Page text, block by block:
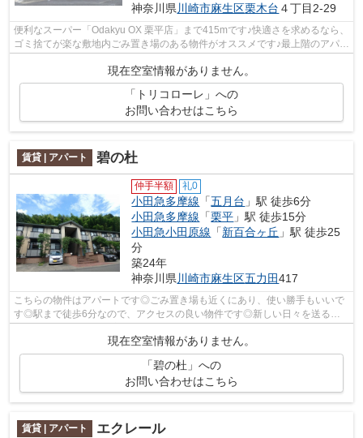
神奈川県 川崎市麻生区栗木台 ４丁目2-29
便利なスーパー「Odakyu OX 栗平店」まで415mです♪快適さを求めるなら、
ゴミ捨てが楽な敷地内ごみ置き場のある物件がオススメです♪最上階のアパー
トです♪ぜひご覧いただきたい賃貸物件...
現在空室情報がありません。
「トリコローレ」への
お問い合わせはこちら
賃貸 | アパート 碧の杜
仲手半額 礼0
小田急多摩線 「五月台 」駅 徒歩6分
小田急多摩線 「栗平 」駅 徒歩15分
小田急小田原線 「新百合ヶ丘 」駅 徒歩25
分
築24年
神奈川県川崎市麻生区五力田417
こちらの物件はアパートです◎ごみ置き場も近くにあり、使い勝手もいいで
す◎駅まで徒歩6分なので、アクセスの良い物件です◎新しい日々を送るに
現在空室情報がありません。
「碧の杜」への
お問い合わせはこちら
賃貸 | アパート エクレール